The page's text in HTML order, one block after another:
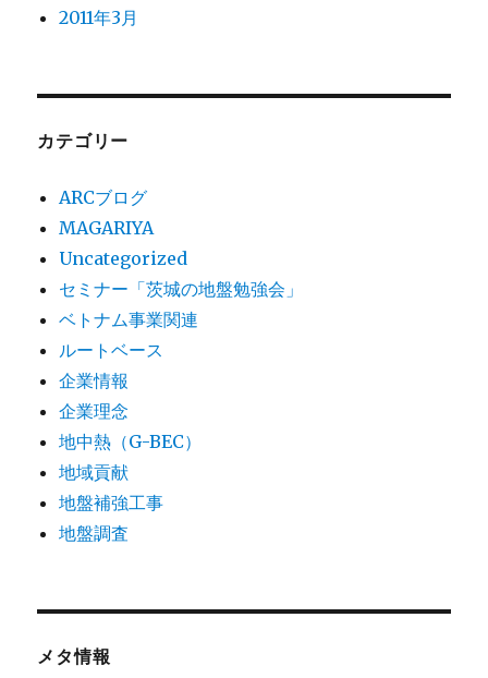
2011年3月
カテゴリー
ARCブログ
MAGARIYA
Uncategorized
セミナー「茨城の地盤勉強会」
ベトナム事業関連
ルートベース
企業情報
企業理念
地中熱（G-BEC）
地域貢献
地盤補強工事
地盤調査
メタ情報